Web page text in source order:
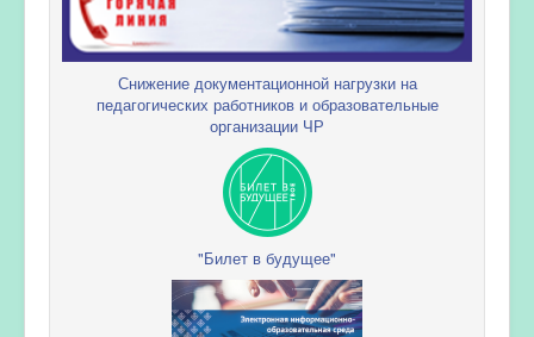
Снижение документационной нагрузки на
педагогических работников и образовательные
организации ЧР
"Билет в будущее"